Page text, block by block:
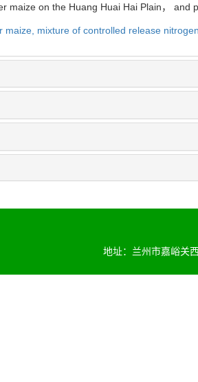
maize on the Huang Huai Hai Plain，
maize, mixture of controlled release
地址：兰州市嘉峪